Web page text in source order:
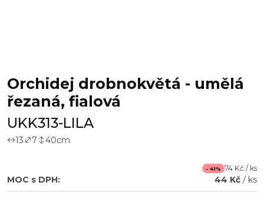
Orchidej drobnokvětá - umělá
řezaná, fialová
UKK313-LILA
13 7 40cm
- 41% 74 Kč / ks
MOC s DPH: 44 Kč / ks